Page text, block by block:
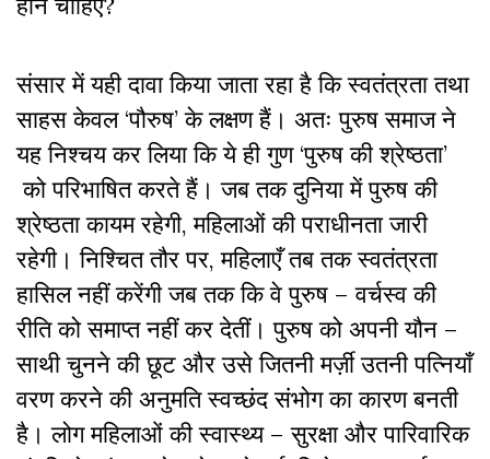
संसार में यही दावा किया जाता रहा है कि स्वतंत्रता तथा
साहस केवल ‘पौरुष’ के लक्षण हैं। अतः पुरुष समाज ने
यह निश्चय कर लिया कि ये ही गुण ‘पुरुष की श्रेष्ठता’
को परिभाषित करते हैं। जब तक दुनिया में पुरुष की
श्रेष्ठता कायम रहेगी, महिलाओं की पराधीनता जारी
रहेगी। निश्चित तौर पर, महिलाएँ तब तक स्वतंत्रता
हासिल नहीं करेंगी जब तक कि वे पुरुष – वर्चस्व की
रीति को समाप्त नहीं कर देतीं। पुरुष को अपनी यौन –
साथी चुनने की छूट और उसे जितनी मर्ज़ी उतनी पत्नियाँ
वरण करने की अनुमति स्वच्छंद संभोग का कारण बनती
है। लोग महिलाओं की स्वास्थ्य – सुरक्षा और पारिवारिक